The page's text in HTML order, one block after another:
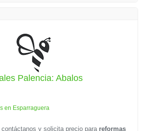
Palencia: Abalos
en Esparraguera
contáctanos y solicita precio para reformas